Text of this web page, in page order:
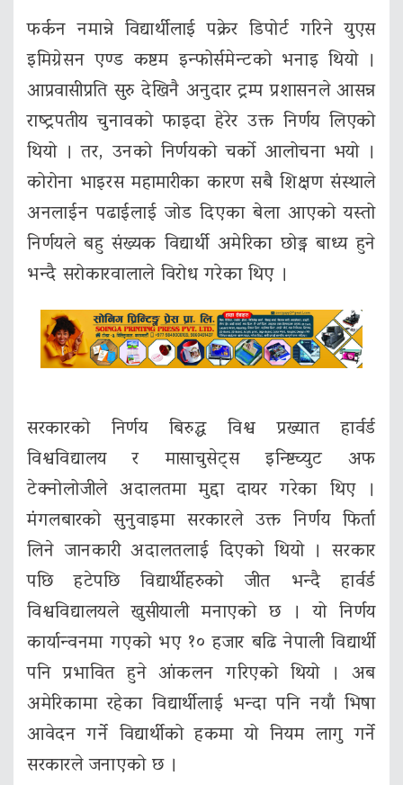
फर्कन नमान्ने विद्यार्थीलाई पक्रेर डिपोर्ट गरिने युएस
इमिग्रेसन एण्ड कष्टम इन्फोर्समेन्टको भनाइ थियो ।
आप्रवासीप्रति सुरु देखिनै अनुदार ट्रम्प प्रशासनले आसन्न
राष्ट्रपतीय चुनावको फाइदा हेरेर उक्त निर्णय लिएको
थियो । तर, उनको निर्णयको चर्को आलोचना भयो ।
कोरोना भाइरस महामारीका कारण सबै शिक्षण संस्थाले
अनलाईन पढाईलाई जोड दिएका बेला आएको यस्तो
निर्णयले बहु संख्यक विद्यार्थी अमेरिका छोड्न बाध्य हुने
भन्दै सरोकारवालाले विरोध गरेका थिए ।
सरकारको निर्णय बिरुद्ध विश्व प्रख्यात हार्वर्ड
विश्वविद्यालय र मासाचुसेट्स इन्ष्टिच्युट अफ
टेक्नोलोजीले अदालतमा मुद्दा दायर गरेका थिए ।
मंगलबारको सुनुवाइमा सरकारले उक्त निर्णय फिर्ता
लिने जानकारी अदालतलाई दिएको थियो । सरकार
पछि हटेपछि विद्यार्थीहरुको जीत भन्दै हार्वर्ड
विश्वविद्यालयले खुसीयाली मनाएको छ । यो निर्णय
कार्यान्वनमा गएको भए १० हजार बढि नेपाली विद्यार्थी
पनि प्रभावित हुने आंकलन गरिएको थियो । अब
अमेरिकामा रहेका विद्यार्थीलाई भन्दा पनि नयाँ भिषा
आवेदन गर्ने विद्यार्थीको हकमा यो नियम लागु गर्ने
सरकारले जनाएको छ ।